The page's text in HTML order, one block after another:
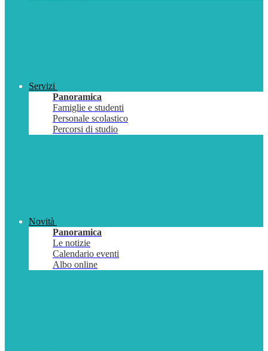
Servizi
Panoramica
Famiglie e studenti
Personale scolastico
Percorsi di studio
Novità
Panoramica
Le notizie
Calendario eventi
Albo online